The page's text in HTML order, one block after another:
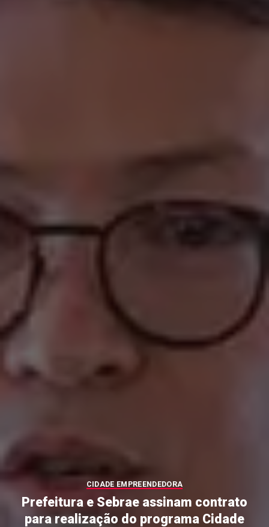
CIDADE EMPREENDEDORA
Prefeitura e Sebrae assinam contrato
para realização do programa Cidade